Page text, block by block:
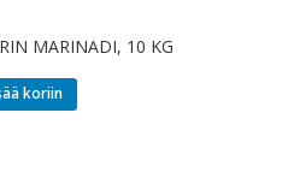
MARINADI, 10 KG
koriin